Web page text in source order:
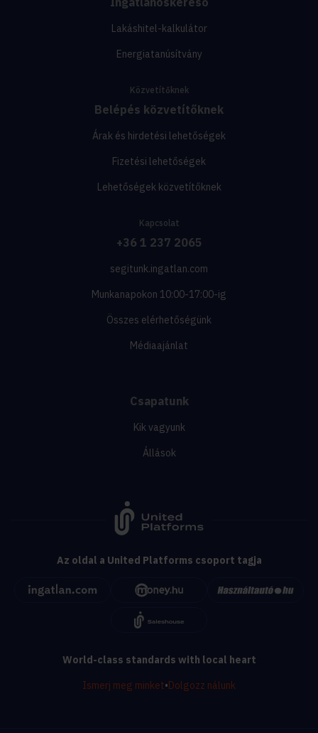
Lakáshitel-kalkulátor
Energiatanúsítvány
Közvetítőknek
Belépés közvetítőknek
Árak és hirdetési lehetőségek
Fizetési lehetőségek
Lehetőségek közvetítőknek
Kapcsolat
+36 1 237 2065
segitunk.ingatlan.com
Munkanapokon 10:00-17:00-ig
Összes elérhetőségünk
Médiaajánlat
Csapatunk
Kik vagyunk
Állások
Az oldal a United Platforms csoport tagja
World-class standards with local heart
Ismerj meg minket•Dolgozz nálunk